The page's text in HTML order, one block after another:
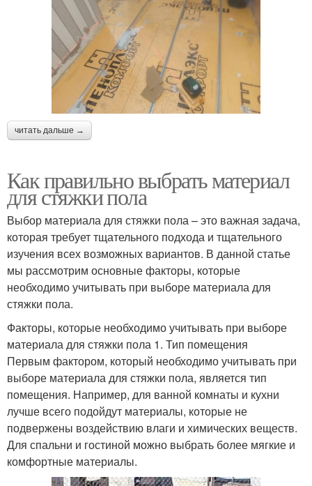
читать дальше →
Как правильно выбрать материал
для стяжки пола
Выбор материала для стяжки пола – это важная задача,
которая требует тщательного подхода и тщательного
изучения всех возможных вариантов. В данной статье
мы рассмотрим основные факторы, которые
необходимо учитывать при выборе материала для
стяжки пола.
Факторы, которые необходимо учитывать при выборе
материала для стяжки пола 1. Тип помещения
Первым фактором, который необходимо учитывать при
выборе материала для стяжки пола, является тип
помещения. Например, для ванной комнаты и кухни
лучше всего подойдут материалы, которые не
подвержены воздействию влаги и химических веществ.
Для спальни и гостиной можно выбрать более мягкие и
комфортные материалы.